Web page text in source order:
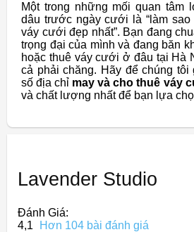
Một trong những mối quan tâm
dâu trước ngày cưới là “làm
váy cưới đẹp nhất”. Bạn đang
trọng đại của mình và đang băn
hoặc thuê váy cưới ở đâu tại Hà
cả phải chăng. Hãy để chúng tôi
số địa chỉ may và cho thuê váy
và chất lượng nhất để bạn lựa
Lavender Studio
Đánh Giá:
4,1
Hơn 104 bài đánh giá